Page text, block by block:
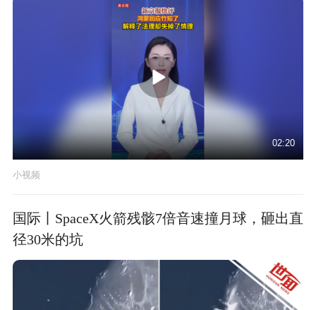
02:20
小视频
国际丨SpaceX火箭残骸7倍音速撞月球，砸出直
径30米的坑